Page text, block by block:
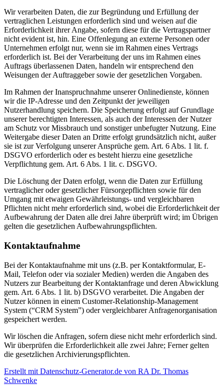
Wir verarbeiten Daten, die zur Begründung und Erfüllung der
vertraglichen Leistungen erforderlich sind und weisen auf die
Erforderlichkeit ihrer Angabe, sofern diese für die Vertragspartner
nicht evident ist, hin. Eine Offenlegung an externe Personen oder
Unternehmen erfolgt nur, wenn sie im Rahmen eines Vertrags
erforderlich ist. Bei der Verarbeitung der uns im Rahmen eines
Auftrags überlassenen Daten, handeln wir entsprechend den
Weisungen der Auftraggeber sowie der gesetzlichen Vorgaben.
Im Rahmen der Inanspruchnahme unserer Onlinedienste, können
wir die IP-Adresse und den Zeitpunkt der jeweiligen
Nutzerhandlung speichern. Die Speicherung erfolgt auf Grundlage
unserer berechtigten Interessen, als auch der Interessen der Nutzer
am Schutz vor Missbrauch und sonstiger unbefugter Nutzung. Eine
Weitergabe dieser Daten an Dritte erfolgt grundsätzlich nicht, außer
sie ist zur Verfolgung unserer Ansprüche gem. Art. 6 Abs. 1 lit. f.
DSGVO erforderlich oder es besteht hierzu eine gesetzliche
Verpflichtung gem. Art. 6 Abs. 1 lit. c. DSGVO.
Die Löschung der Daten erfolgt, wenn die Daten zur Erfüllung
vertraglicher oder gesetzlicher Fürsorgepflichten sowie für den
Umgang mit etwaigen Gewährleistungs- und vergleichbaren
Pflichten nicht mehr erforderlich sind, wobei die Erforderlichkeit der
Aufbewahrung der Daten alle drei Jahre überprüft wird; im Übrigen
gelten die gesetzlichen Aufbewahrungspflichten.
Kontaktaufnahme
Bei der Kontaktaufnahme mit uns (z.B. per Kontaktformular, E-
Mail, Telefon oder via sozialer Medien) werden die Angaben des
Nutzers zur Bearbeitung der Kontaktanfrage und deren Abwicklung
gem. Art. 6 Abs. 1 lit. b) DSGVO verarbeitet. Die Angaben der
Nutzer können in einem Customer-Relationship-Management
System (“CRM System”) oder vergleichbarer Anfragenorganisation
gespeichert werden.
Wir löschen die Anfragen, sofern diese nicht mehr erforderlich sind.
Wir überprüfen die Erforderlichkeit alle zwei Jahre; Ferner gelten
die gesetzlichen Archivierungspflichten.
Erstellt mit Datenschutz-Generator.de von RA Dr. Thomas
Schwenke